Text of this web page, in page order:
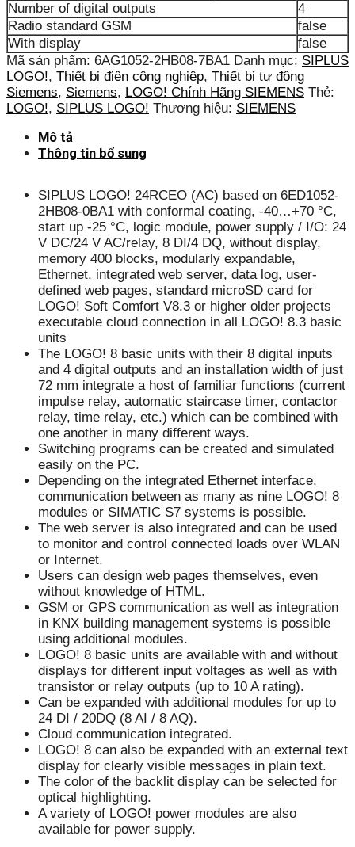
Number of digital outputs
4
Radio standard GSM
false
With display
false
Mã sản phẩm: 6AG1052-2HB08-7BA1 Danh mục: SIPLUS
LOGO!, Thiết bị điện công nghiệp, Thiết bị tự động
Siemens, Siemens, LOGO! Chính Hãng SIEMENS Thẻ:
LOGO!, SIPLUS LOGO! Thương hiệu: SIEMENS
Mô tả
Thông tin bổ sung
SIPLUS LOGO! 24RCEO (AC) based on 6ED1052-
2HB08-0BA1 with conformal coating, -40…+70 °C,
start up -25 °C, logic module, power supply / I/O: 24
V DC/24 V AC/relay, 8 DI/4 DQ, without display,
memory 400 blocks, modularly expandable,
Ethernet, integrated web server, data log, user-
defined web pages, standard microSD card for
LOGO! Soft Comfort V8.3 or higher older projects
executable cloud connection in all LOGO! 8.3 basic
units
The LOGO! 8 basic units with their 8 digital inputs
and 4 digital outputs and an installation width of just
72 mm integrate a host of familiar functions (current
impulse relay, automatic staircase timer, contactor
relay, time relay, etc.) which can be combined with
one another in many different ways.
Switching programs can be created and simulated
easily on the PC.
Depending on the integrated Ethernet interface,
communication between as many as nine LOGO! 8
modules or SIMATIC S7 systems is possible.
The web server is also integrated and can be used
to monitor and control connected loads over WLAN
or Internet.
Users can design web pages themselves, even
without knowledge of HTML.
GSM or GPS communication as well as integration
in KNX building management systems is possible
using additional modules.
LOGO! 8 basic units are available with and without
displays for different input voltages as well as with
transistor or relay outputs (up to 10 A rating).
Can be expanded with additional modules for up to
24 DI / 20DQ (8 AI / 8 AQ).
Cloud communication integrated.
LOGO! 8 can also be expanded with an external text
display for clearly visible messages in plain text.
The color of the backlit display can be selected for
optical highlighting.
A variety of LOGO! power modules are also
available for power supply.